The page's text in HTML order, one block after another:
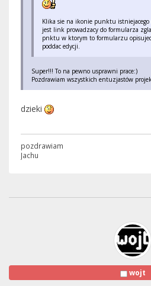
Klika sie na ikonie punktu istniejacego
jest link prowadzacy do formularza
pnktu w ktorym to formularzu
poddac edycji.
Super!!! To na pewno usprawni prace:)
Pozdrawiam wszystkich entuzjastów
dzieki
pozdrawiam
Jachu
wojt